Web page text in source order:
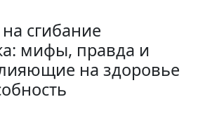
сгибание
мифы, правда и
на здоровье